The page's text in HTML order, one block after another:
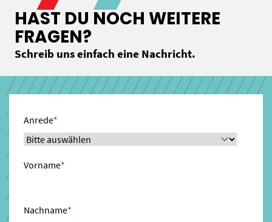
HAST DU NOCH WEITERE
FRAGEN?
Schreib uns einfach eine Nachricht.
Anrede*
Vorname*
Nachname*